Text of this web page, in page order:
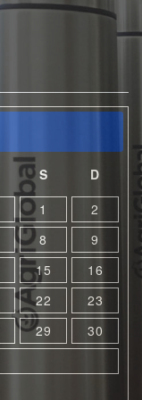
S
D
1
2
8
9
15
16
22
23
29
30